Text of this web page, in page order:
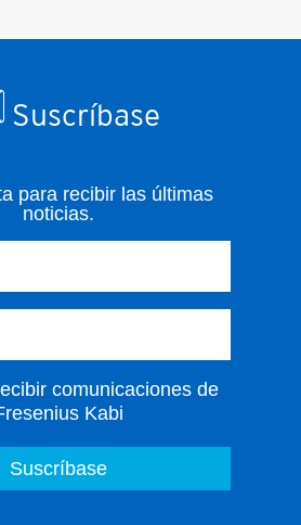
Suscríbase
para recibir las últimas
noticias.
comunicaciones de
Kabi